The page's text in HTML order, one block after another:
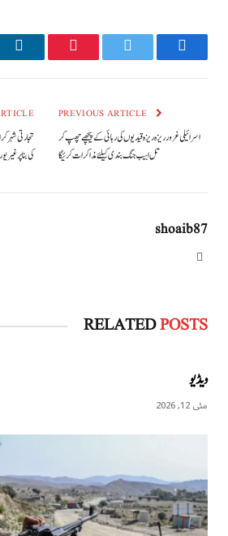
Facebook
Twitter
Pinterest
اسرائیلی غرور ریزہ ریزہ قیدیوں کی رہائی کے پیچھے چھپ کر
تل ابیب جنگ بندی کیلئے مذاکرات کرئیگا
تجارتی شہر
کی بنا پر غیر
shoaib87
RELATEDPOSTS
ویڈیو
مئی 12, 2026